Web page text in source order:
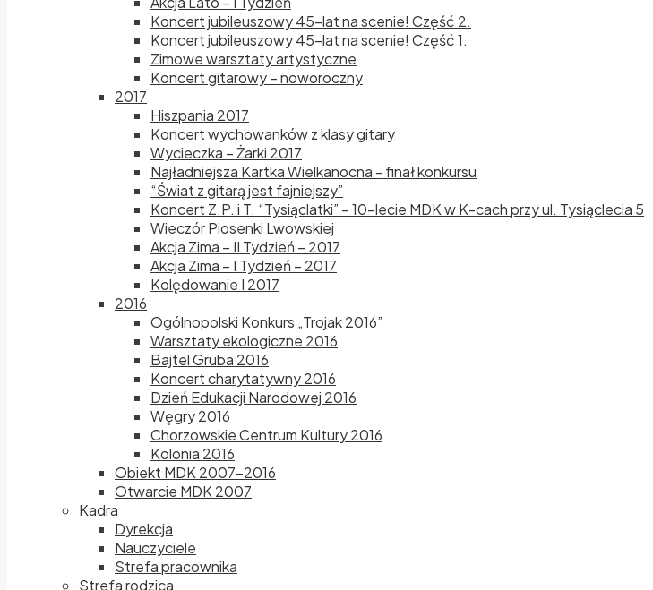
Koncert jubileuszowy 45-lat na scenie! Część 2.
Koncert jubileuszowy 45-lat na scenie! Część 1.
Zimowe warsztaty artystyczne
Koncert gitarowy – noworoczny
2017
Hiszpania 2017
Koncert wychowanków z klasy gitary
Wycieczka – Żarki 2017
Najładniejsza Kartka Wielkanocna – finał konkursu
“Świat z gitarą jest fajniejszy”
Koncert Z.P. i T. “Tysiąclatki” – 10-lecie MDK w K-cach przy ul. Tysiąclecia 5
Wieczór Piosenki Lwowskiej
Akcja Zima – II Tydzień – 2017
Akcja Zima – I Tydzień – 2017
Kolędowanie I 2017
2016
Ogólnopolski Konkurs „Trojak 2016”
Warsztaty ekologiczne 2016
Bajtel Gruba 2016
Koncert charytatywny 2016
Dzień Edukacji Narodowej 2016
Węgry 2016
Chorzowskie Centrum Kultury 2016
Kolonia 2016
Obiekt MDK 2007-2016
Otwarcie MDK 2007
Kadra
Dyrekcja
Nauczyciele
Strefa pracownika
Strefa rodzica